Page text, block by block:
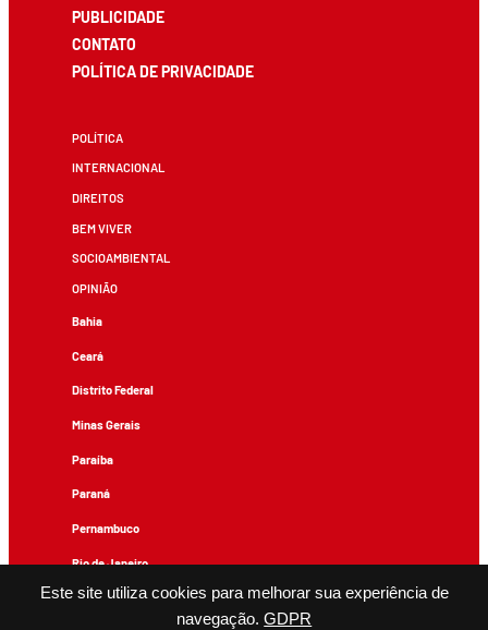
Este site utiliza cookies para melhorar sua experiência de
navegação. GDPR
PUBLICIDADE
CONTATO
POLÍTICA DE PRIVACIDADE
POLÍTICA
INTERNACIONAL
DIREITOS
BEM VIVER
SOCIOAMBIENTAL
OPINIÃO
Bahia
Ceará
Distrito Federal
Minas Gerais
Paraíba
Paraná
Pernambuco
Rio de Janeiro
Rio Grande do Sul